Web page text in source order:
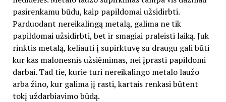
pasirenkamu būdu, kaip papildomai užsidirbti.
Parduodant nereikalingą metalą, galima ne tik
papildomai užsidirbti, bet ir smagiai praleisti laiką. Juk
rinktis metalą, keliauti į supirktuvę su draugu gali būti
kur kas malonesnis užsiėmimas, nei įprasti papildomi
darbai. Tad tie, kurie turi nereikalingo metalo laužo
arba žino, kur galima jį rasti, kartais renkasi būtent
tokį uždarbiavimo būdą.